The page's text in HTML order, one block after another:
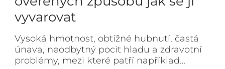
vyvarovat
Vysoká hmotnost, obtížné hubnutí, častá
únava, neodbytný pocit hladu a zdravotní
problémy, mezi které patří například…